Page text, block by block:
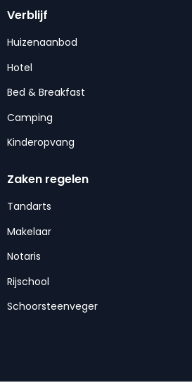
Verblijf
Huizenaanbod
Hotel
Bed & Breakfast
Camping
Kinderopvang
Zaken regelen
Tandarts
Makelaar
Notaris
Rijschool
Schoorsteenveger